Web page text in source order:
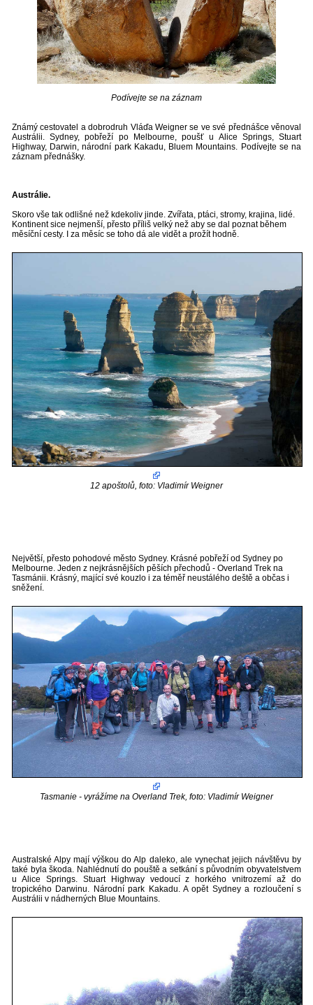
Podívejte se na záznam
Známý cestovatel a dobrodruh Vláďa Weigner se ve své přednášce věnoval
Austrálii. Sydney, pobřeží po Melbourne, poušť u Alice Springs, Stuart
Highway, Darwin, národní park Kakadu, Bluem Mountains. Podívejte se na
záznam přednášky.
Austrálie.
Skoro vše tak odlišné než kdekoliv jinde. Zvířata, ptáci, stromy, krajina, lidé.
Kontinent sice nejmenší, přesto příliš velký než aby se dal poznat během
měsíční cesty. I za měsíc se toho dá ale vidět a prožít hodně.
12 apoštolů, foto: Vladimír Weigner
Největší, přesto pohodové město Sydney. Krásné pobřeží od Sydney po
Melbourne. Jeden z nejkrásnějších pěších přechodů - Overland Trek na
Tasmánii. Krásný, mající své kouzlo i za téměř neustálého deště a občas i
sněžení.
Tasmanie - vyrážíme na Overland Trek, foto: Vladimír Weigner
Australské Alpy mají výškou do Alp daleko, ale vynechat jejich návštěvu by
také byla škoda. Nahlédnutí do pouště a setkání s původním obyvatelstvem
u Alice Springs. Stuart Highway vedoucí z horkého vnitrozemí až do
tropického Darwinu. Národní park Kakadu. A opět Sydney a rozloučení s
Austrálii v nádherných Blue Mountains.